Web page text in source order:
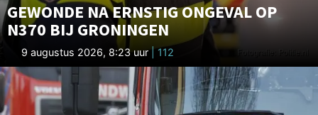
GEWONDE NA ERNSTIG ONGEVAL OP
N370 BIJ GRONINGEN
9 augustus 2026, 8:23 uur | 112